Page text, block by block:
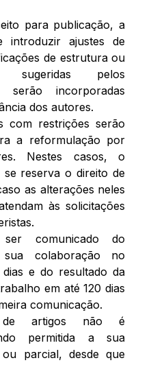
para publicação, a
introduzir ajustes de
de estrutura ou
sugeridas pelos
serão incorporadas
dos autores.
com restrições serão
a reformulação por
Nestes casos, o
se reserva o direito de
as alterações neles
às solicitações
comunicado do
colaboração no
e do resultado da
em até 120 dias
comunicação.
de artigos não é
permitida a sua
parcial, desde que